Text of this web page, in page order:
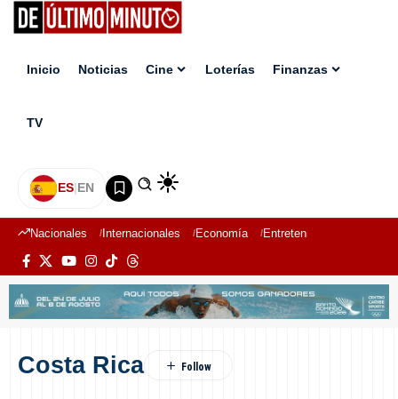
Inicio Noticias Cine Loterías Finanzas
TV
ES|EN
Nacionales Internacionales Economía Entretenimiento
Costa Rica